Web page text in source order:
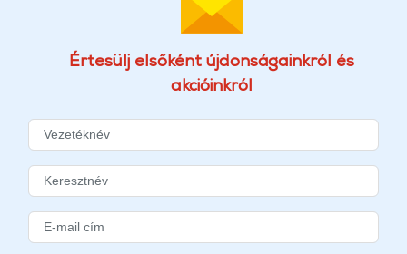
Értesülj elsőként újdonságainkról és
akcióinkról